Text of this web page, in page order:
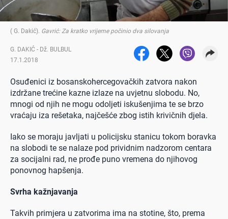
( G. Dakić). Gavrić: Za kratko vrijeme počinio dva silovanja
G. DAKIĆ - Dž. BULBUL
17.1.2018
Osuđenici iz bosanskohercegovačkih zatvora nakon
izdržane trećine kazne izlaze na uvjetnu slobodu. No,
mnogi od njih ne mogu odoljeti iskušenjima te se brzo
vraćaju iza rešetaka, najčešće zbog istih krivičnih djela.
Iako se moraju javljati u policijsku stanicu tokom boravka
na slobodi te se nalaze pod prividnim nadzorom centara
za socijalni rad, ne prođe puno vremena do njihovog
ponovnog hapšenja.
Svrha kažnjavanja
Takvih primjera u zatvorima ima na stotine, što, prema